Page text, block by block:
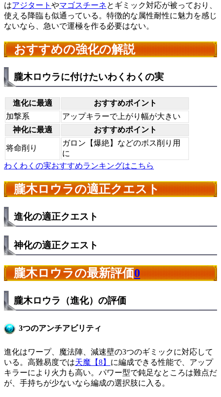
はアジタート やマゴスチーネとギミック対応が被っており、
使える降臨も似通っている。特徴的な属性耐性に魅力を感じ
ないなら、急いで運極を作る必要はない。
おすすめの強化の解説
朧木ロウラに付けたいわくわくの実
進化に最適
おすすめポイント
加撃系
アップキラーで上がり幅が大きい
神化に最適
おすすめポイント
将命削り
ガロン【爆絶】などのボス削り用
に
わくわくの実おすすめランキングはこちら
朧木ロウラの適正クエスト
進化の適正クエスト
神化の適正クエスト
朧木ロウラの最新評価0
朧木ロウラ（進化）の評価
3つのアンチアビリティ
進化はワープ、魔法陣、減速壁の3つのギミックに対応して
いる。高難易度では天魔【8】 に編成できる性能で、アップ
キラーにより火力も高い。パワー型で鈍足なところは難点だ
が、手持ちが少ないなら編成の選択肢に入る。